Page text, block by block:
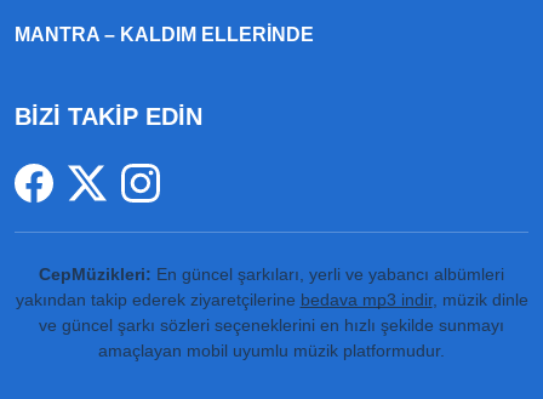
MANTRA – KALDIM ELLERINDE
BİZİ TAKİP EDİN
CepMüzikleri: En güncel şarkıları, yerli ve yabancı albümleri
yakından takip ederek ziyaretçilerine bedava mp3 indir, müzik dinle
ve güncel şarkı sözleri seçeneklerini en hızlı şekilde sunmayı
amaçlayan mobil uyumlu müzik platformudur.